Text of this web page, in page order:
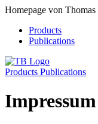
Homepage von
Products
Publications
Products Publications
Impressum